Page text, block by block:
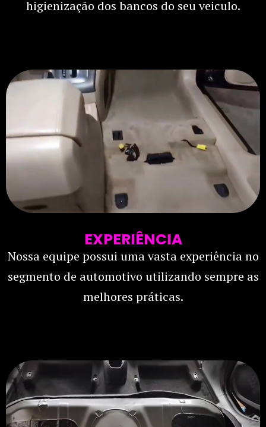
higienização dos bancos do seu veiculo.
EXPERIÊNCIA
Nossa equipe possui uma vasta experiência no
segmento de automotivo utilizando sempre as
melhores práticas.